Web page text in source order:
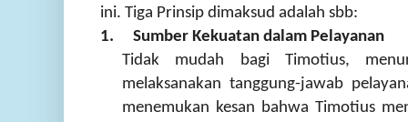
ini. Tiga Prinsip dimaksud adalah sbb:
1.
Sumber Kekuatan dalam Pelayanan
Tidak mudah bagi Timotius,
melaksanakan tanggung-jawab
menemukan kesan bahwa Timotius